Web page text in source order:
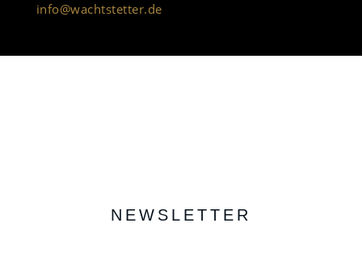
info@wachtstetter.de
NEWSLETTER